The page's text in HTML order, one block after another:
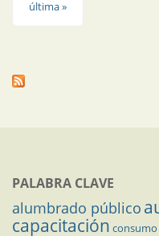
última »
PALABRA CLAVE
alumbrado público
capacitación